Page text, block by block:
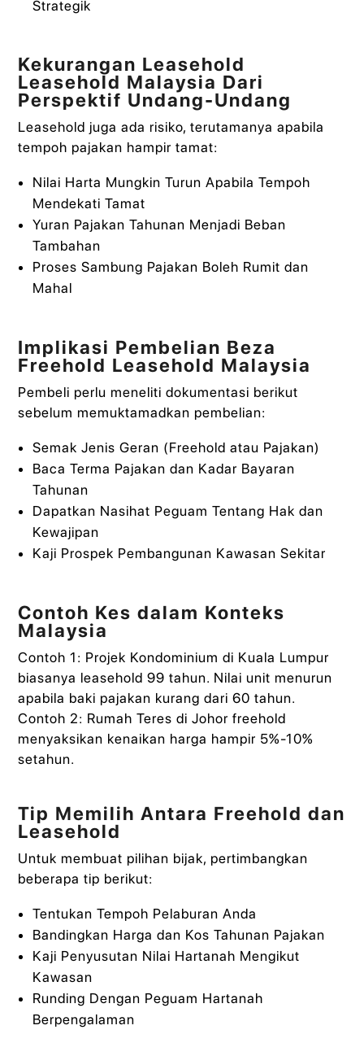
Strategik
Kekurangan Leasehold
Leasehold Malaysia Dari
Perspektif Undang-Undang
Leasehold juga ada risiko, terutamanya apabila
tempoh pajakan hampir tamat:
Nilai Harta Mungkin Turun Apabila Tempoh
Mendekati Tamat
Yuran Pajakan Tahunan Menjadi Beban
Tambahan
Proses Sambung Pajakan Boleh Rumit dan
Mahal
Implikasi Pembelian Beza
Freehold Leasehold Malaysia
Pembeli perlu meneliti dokumentasi berikut
sebelum memuktamadkan pembelian:
Semak Jenis Geran (Freehold atau Pajakan)
Baca Terma Pajakan dan Kadar Bayaran
Tahunan
Dapatkan Nasihat Peguam Tentang Hak dan
Kewajipan
Kaji Prospek Pembangunan Kawasan Sekitar
Contoh Kes dalam Konteks
Malaysia
Contoh 1: Projek Kondominium di Kuala Lumpur
biasanya leasehold 99 tahun. Nilai unit menurun
apabila baki pajakan kurang dari 60 tahun.
Contoh 2: Rumah Teres di Johor freehold
menyaksikan kenaikan harga hampir 5%-10%
setahun.
Tip Memilih Antara Freehold dan
Leasehold
Untuk membuat pilihan bijak, pertimbangkan
beberapa tip berikut:
Tentukan Tempoh Pelaburan Anda
Bandingkan Harga dan Kos Tahunan Pajakan
Kaji Penyusutan Nilai Hartanah Mengikut
Kawasan
Runding Dengan Peguam Hartanah
Berpengalaman